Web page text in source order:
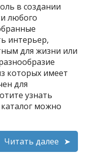
в создании
любого
интерьер,
для жизни или
которых имеет
для
узнать
можно
Читать далее